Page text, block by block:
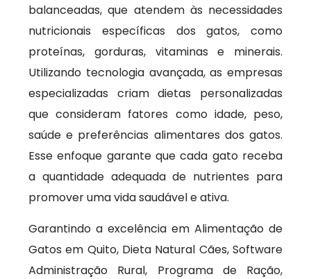
balanceadas, que atendem às necessidades
nutricionais específicas dos gatos, como
proteínas, gorduras, vitaminas e minerais.
Utilizando tecnologia avançada, as empresas
especializadas criam dietas personalizadas
que consideram fatores como idade, peso,
saúde e preferências alimentares dos gatos.
Esse enfoque garante que cada gato receba
a quantidade adequada de nutrientes para
promover uma vida saudável e ativa.
Garantindo a excelência em Alimentação de
Gatos em Quito, Dieta Natural Cães, Software
Administração Rural, Programa de Ração,